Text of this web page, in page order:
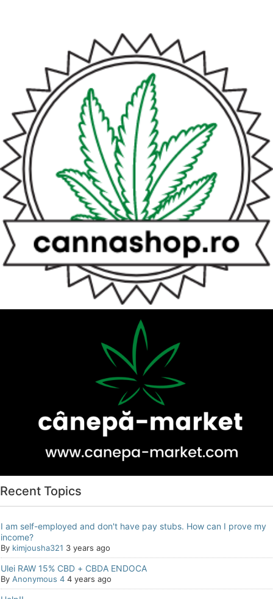
Recent Topics
I am self-employed and don't have pay stubs. How can I prove my
income?
By kimjousha321 3 years ago
Ulei RAW 15% CBD + CBDA ENDOCA
By Anonymous 4 4 years ago